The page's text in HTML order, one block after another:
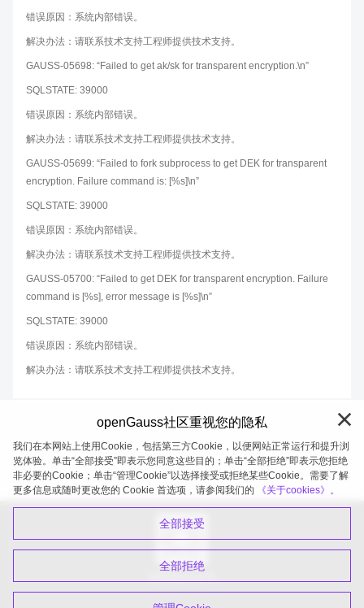
错误原因：系统内部错误。
解决办法：请联系技术支持工程师提供技术支持。
GAUSS-05698: “Failed to get ak/sk for transparent encryption.\n”
SQLSTATE: 39000
错误原因：系统内部错误。
解决办法：请联系技术支持工程师提供技术支持。
GAUSS-05699: “Failed to fork subprocess to get DEK for transparent
encryption. Failure command is: [%s]\n”
SQLSTATE: 39000
错误原因：系统内部错误。
解决办法：请联系技术支持工程师提供技术支持。
GAUSS-05700: “Failed to get DEK for transparent encryption. Failure
command is [%s], error message is [%s]\n”
SQLSTATE: 39000
错误原因：系统内部错误。
解决办法：请联系技术支持工程师提供技术支持。
openGauss 2026-08-08 20:04:56
openGauss社区重视您的隐私
我们在本网站上使用Cookie，包括第三方Cookie，以便网站正常运行和提升浏
览体验。单击“全部接受”即表示您同意这些目的；单击“全部拒绝”即表示您拒绝
非必要的Cookie；单击“管理Cookie”以选择接受或拒绝某些Cookie。需要了解
更多信息或随时更改您的 Cookie 首选项，请参阅我们的
《关于cookies》。
全部接受
全部拒绝